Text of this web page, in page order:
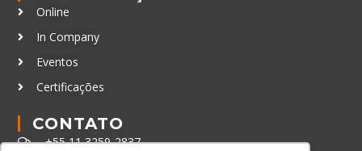
Online
In Company
Eventos
Certificações
CONTATO
+55 11 3259-2837